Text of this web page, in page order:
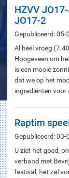
HZVV
JO17-2
Gepubliceerd: 05-
Al héél vroeg
Hoogeveen om
is een mooie
dat we op het
ingrediënten voor
Raptim
Gepubliceerd: 03-
U ziet het goed,
verband met
festival, het zal